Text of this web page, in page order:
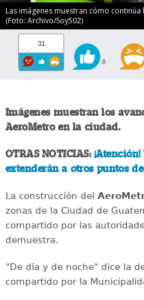
Las imágenes muestran cómo
(Foto: Archivo/Soy502)
31
8
Imágenes muestran los
AeroMetro en la ciudad.
OTRAS NOTICIAS:
extenderán a otros puntos
La construcción del
zonas de la Ciudad de
compartido por las
demuestra.
"De día y de noche" dice la
compartido por la